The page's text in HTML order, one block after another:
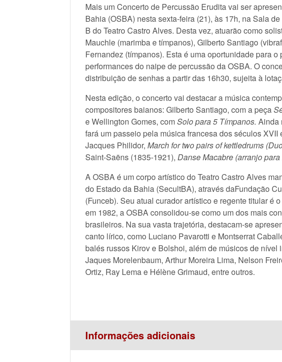
Mais um Concerto de Percussão Erudita vai ser
Bahia (OSBA) nesta sexta-feira (21), às 17h, na Sala
B do Teatro Castro Alves. Desta vez, atuarão como
Mauchle (marimba e tímpanos), Gilberto Santiago
Fernandez (tímpanos). Esta é uma oportunidade para
performances do naipe de percussão da OSBA. O
distribuição de senhas a partir das 16h30, sujeita à
Nesta edição, o concerto vai destacar a música
compositores baianos: Gilberto Santiago, com a peça
e Wellington Gomes, comSolo para 5 Tímpanos. Ainda
fará um passeio pela música francesa dos séculos
Jacques Philidor, March for two pairs of kettledrums
Saint-Saëns (1835-1921), Danse Macabre (arranjo para
A OSBA é um corpo artístico do Teatro Castro Alves
do Estado da Bahia (SecultBA), através daFundação
(Funceb). Seu atual curador artístico e regente titular é
em 1982, a OSBA consolidou-se como um dos mais
brasileiros. Na sua vasta trajetória, destacam-se
canto lírico, como Luciano Pavarotti e Montserrat
balés russos Kirov e Bolshoi, além de músicos de nível
Jaques Morelenbaum, Arthur Moreira Lima, Nelson
Ortiz, Ray Lema e Hélène Grimaud, entre outros.
Informações adicionais